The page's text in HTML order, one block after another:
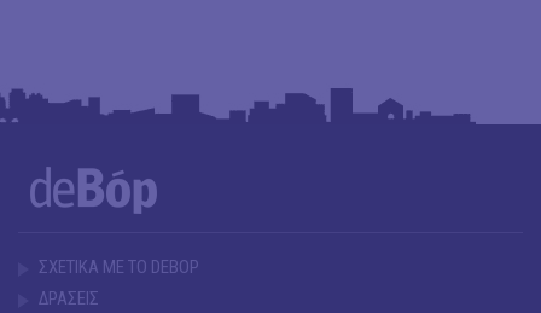
ΣΧΕΤΙΚΑ ΜΕ ΤΟ DEBOP
ΔΡΑΣΕΙΣ